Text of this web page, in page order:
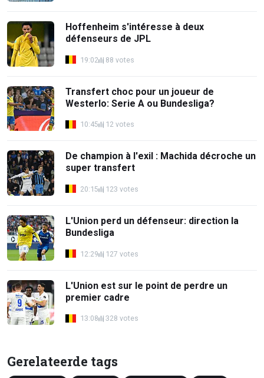
Hoffenheim s'intéresse à deux
défenseurs de JPL
19:02 88 votes
Transfert choc pour un joueur de
Westerlo: Serie A ou Bundesliga?
10:45 12 votes
De champion à l'exil : Machida décroche un
super transfert
20:15 123 votes
L'Union perd un défenseur: direction la
Bundesliga
12:29 127 votes
L'Union est sur le point de perdre un
premier cadre
13:08 328 votes
Gerelateerde tags